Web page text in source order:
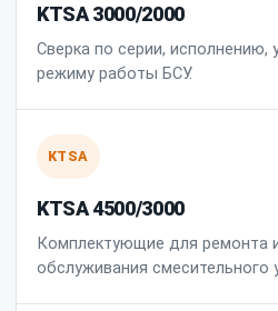
KTSA 3000/2000
Сверка по серии, исполнению,
режиму работы БСУ.
KTSA
KTSA 4500/3000
Комплектующие для ремонта
обслуживания смесительного